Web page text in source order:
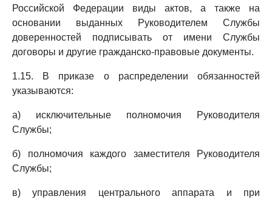
Российской Федерации виды актов, а также на
основании выданных Руководителем Службы
доверенностей подписывать от имени Службы
договоры и другие гражданско-правовые документы.
1.15. В приказе о распределении обязанностей
указываются:
а) исключительные полномочия Руководителя
Службы;
б) полномочия каждого заместителя Руководителя
Службы;
в) управления центрального аппарата и при